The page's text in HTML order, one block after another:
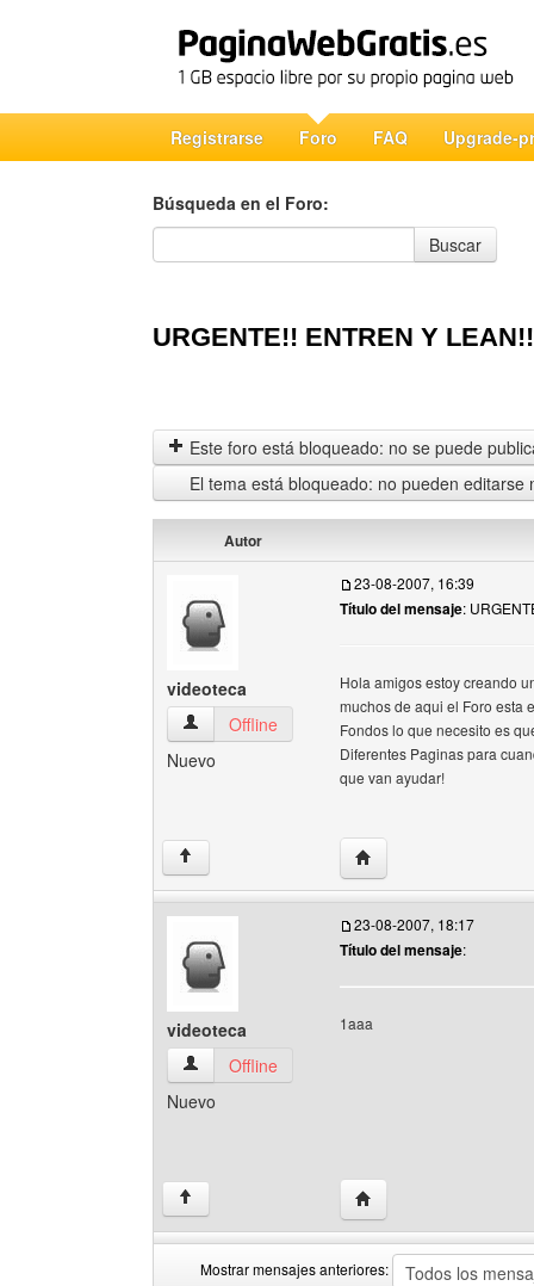
Registrarse Foro FAQ Upgrade-
Búsqueda en el Foro:
Búsqueda en el Foro
Buscar
URGENTE!! ENTREN Y LEAN!!
Este foro está bloqueado: no se puede
El tema está bloqueado: no pueden editarse
Autor
videoteca
videoteca Ver perfil del usuario
Offline
Nuevo
23-08-2007, 16:39
Título del mensaje:
Hola amigos estoy creando
muchos de aqui el Foro esta
Fondos lo que necesito es
Diferentes Paginas para
que van ayudar!
↑ Visitar sitio web del
videoteca
videoteca Ver perfil del usuario
Offline
Nuevo
23-08-2007, 18:17
Título del mensaje:
1aaa
↑ Visitar sitio web del
Mostrar mensajes anteriores: